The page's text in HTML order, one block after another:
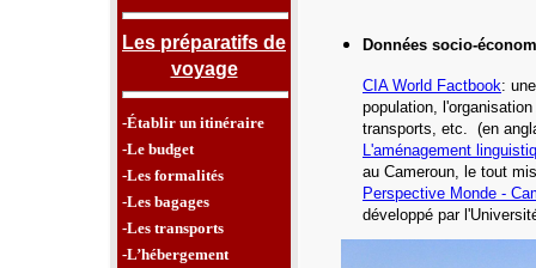
Les préparatifs de
voyage
-Établir un itinéraire
-Le budget
-Les formalités
-Les bagages
-Les transports
-L’hébergement
Données socio-
CIA World Factbook:
population,
transports, etc. (en
L'aménagement
au Cameroun, le tout
Perspective Monde -
développé par